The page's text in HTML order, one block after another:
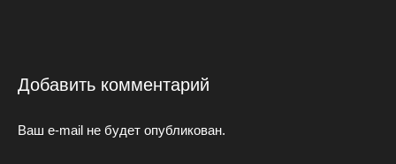
Добавить комментарий
Ваш e-mail не будет опубликован.